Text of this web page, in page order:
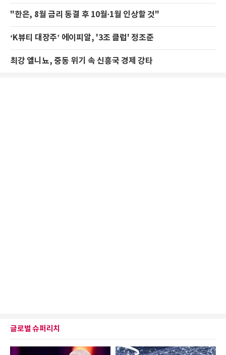
"한은, 8월 금리 동결 후 10월·1월 인상할 것"
‘K뷰티 대장주’ 에이피알, '3조 클럽' 정조준
최강 엘니뇨, 중동 위기 속 신흥국 경제 강타
글로벌 슈퍼리치